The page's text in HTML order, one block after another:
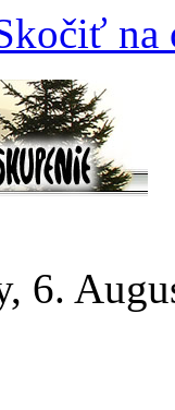
na
6.